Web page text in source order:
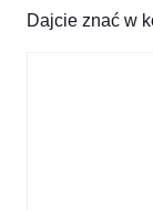
Dajcie znać w